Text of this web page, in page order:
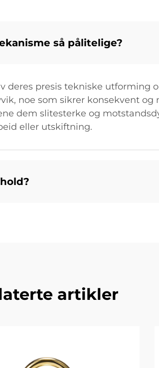
så pålitelige?
presis tekniske utforming
noe som sikrer konsekvent
dem slitesterke og
eller utskiftning.
artikler